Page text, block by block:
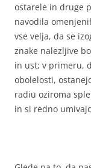
ostarele in druge
navodila
vse velja, da se
znake nalezljive
in ust; v primeru,
obolelosti,
radiu oziroma
in si redno